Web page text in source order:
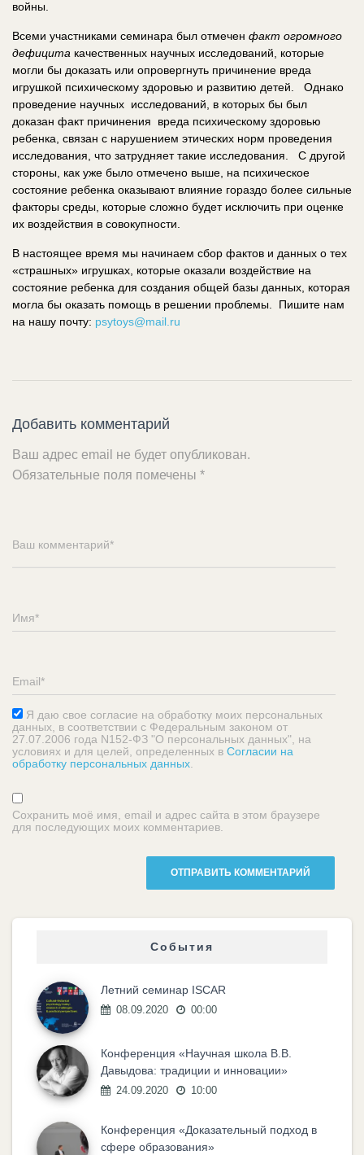
войны.
Всеми участниками семинара был отмечен факт огромного
дефицита качественных научных исследований, которые
могли бы доказать или опровергнуть причинение вреда
игрушкой психическому здоровью и развитию детей. Однако
проведение научных исследований, в которых бы был
доказан факт причинения вреда психическому здоровью
ребенка, связан с нарушением этических норм проведения
исследования, что затрудняет такие исследования. С другой
стороны, как уже было отмечено выше, на психическое
состояние ребенка оказывают влияние гораздо более сильные
факторы среды, которые сложно будет исключить при оценке
их воздействия в совокупности.
В настоящее время мы начинаем сбор фактов и данных о тех
«страшных» игрушках, которые оказали воздействие на
состояние ребенка для создания общей базы данных, которая
могла бы оказать помощь в решении проблемы. Пишите нам
на нашу почту: psytoys@mail.ru
Добавить комментарий
Ваш адрес email не будет опубликован.
Обязательные поля помечены *
Я даю свое согласие на обработку моих персональных
данных, в соответствии с Федеральным законом от
27.07.2006 года N152-ФЗ "О персональных данных", на
условиях и для целей, определенных в Согласии на
обработку персональных данных
Сохранить моё имя, email и адрес сайта в этом браузере
для последующих моих комментариев.
События
Летний семинар ISCAR
08.09.2020 00:00
Конференция «Научная школа В.В.
Давыдова: традиции и инновации»
24.09.2020 10:00
Конференция «Доказательный подход в
сфере образования»